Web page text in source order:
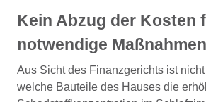
Kein Abzug der Kosten
notwendige Maßnahmen
Aus Sicht des Finanzgerichts ist
welche Bauteile des Hauses die